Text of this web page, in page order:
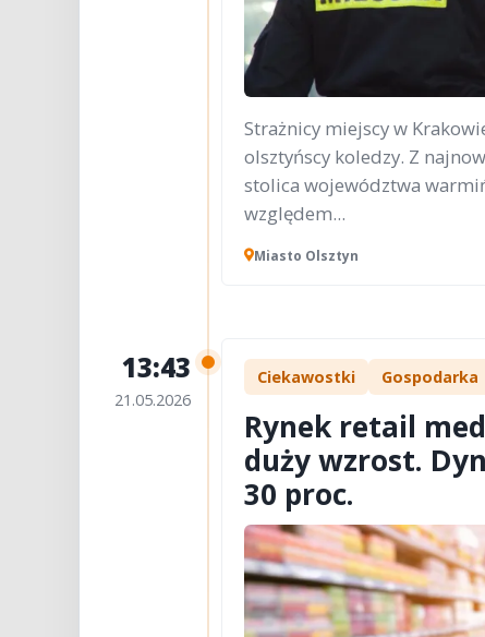
Strażnicy miejscy w
olsztyńscy koledzy. Z
stolica województwa
względem...
Miasto Olsztyn
13:43
21.05.2026
Ciekawostki Gospodarka
Rynek retail
duży wzrost.
30 proc.